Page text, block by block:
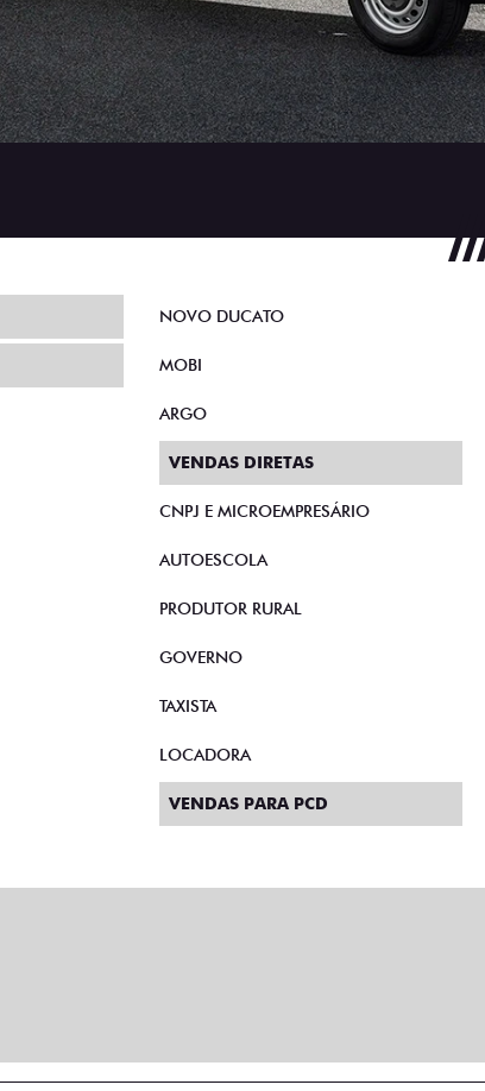
NOVO DUCATO
MOBI
ARGO
VENDAS DIRETAS
CNPJ E MICROEMPRESÁRIO
AUTOESCOLA
PRODUTOR RURAL
GOVERNO
TAXISTA
LOCADORA
VENDAS PARA PCD